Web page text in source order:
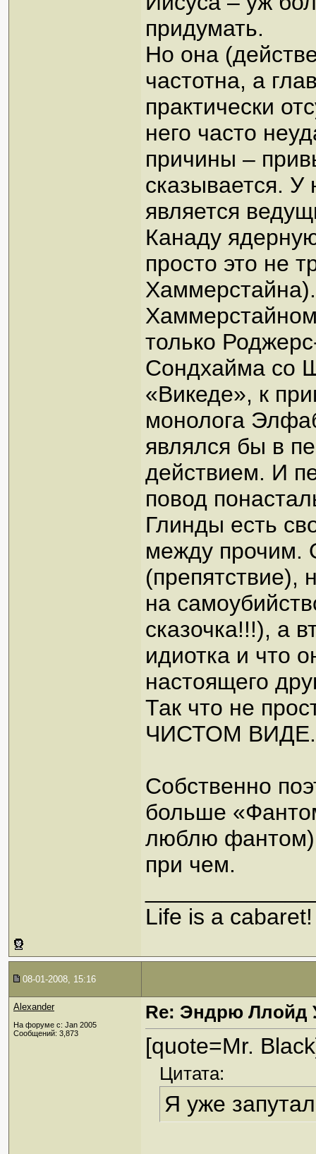
придумать.
Но она
частотна, а
практически
него часто
причины –
сказывается. У
является
Канаду
просто это не
только
Сондхайма со
«Викеде», к
монолога
являлся бы в
действием. И
повод
Глинды есть
между прочим.
(препятствие),
на
сказочка!!!), а
идиотка и что
настоящего
Так что не
ЧИСТОМ ВИДЕ.
Собственно
больше
люблю
при чем.
Life is a cabaret!
08-01-2008, 15:16
Alexander
На форуме с: Jan 2005
Сообщений: 3,873
Re: Эндрю Ллойд
[quote=Mr.
Цитата:
Я уже